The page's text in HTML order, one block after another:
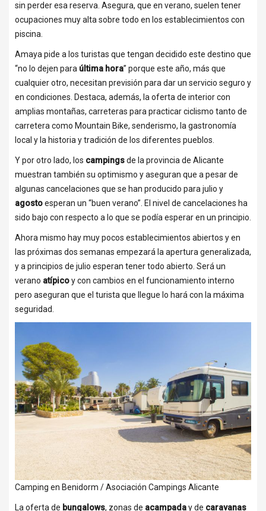
sin perder esa reserva. Asegura, que en verano, suelen tener
ocupaciones muy alta sobre todo en los establecimientos con
piscina.
Amaya pide a los turistas que tengan decidido este destino que
“no lo dejen para última hora” porque este año, más que
cualquier otro, necesitan previsión para dar un servicio seguro y
en condiciones. Destaca, además, la oferta de interior con
amplias montañas, carreteras para practicar ciclismo tanto de
carretera como Mountain Bike, senderismo, la gastronomía
local y la historia y tradición de los diferentes pueblos.
Y por otro lado, los campingsde la provincia de Alicante
muestran también su optimismo y aseguran que a pesar de
algunas cancelaciones que se han producido para julio y
agostoesperan un “buen verano”. El nivel de cancelaciones ha
sido bajo con respecto a lo que se podía esperar en un principio.
Ahora mismo hay muy pocos establecimientos abiertos y en
las próximas dos semanas empezará la apertura generalizada,
y a principios de julio esperan tener todo abierto. Será un
verano atípicoy con cambios en el funcionamiento interno
pero aseguran que el turista que llegue lo hará con la máxima
seguridad.
Camping en Benidorm / Asociación Campings Alicante
La oferta de bungalows, zonas de acampaday de caravanas